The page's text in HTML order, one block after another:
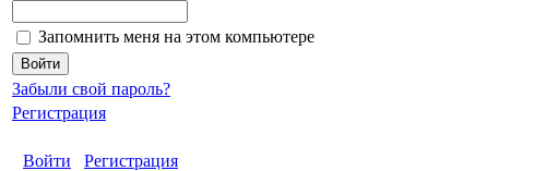
Запомнить меня на этом компьютере
Забыли свой пароль?
Регистрация
Войти Регистрация